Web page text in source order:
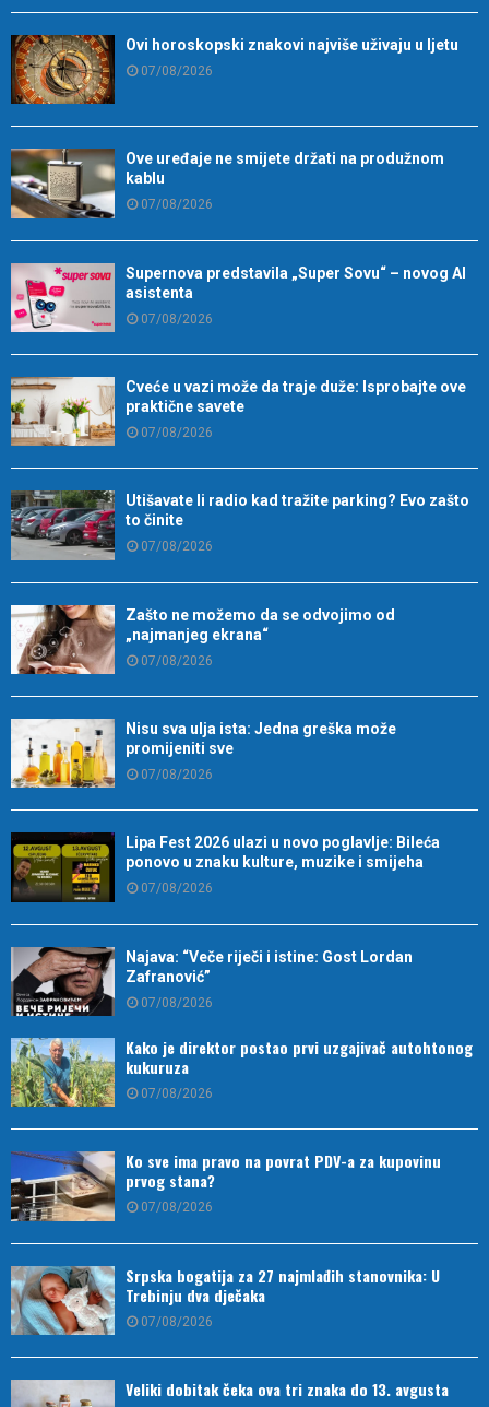
Ovi horoskopski znakovi najviše uživaju u ljetu
07/08/2026
Ove uređaje ne smijete držati na produžnom
kablu
07/08/2026
Supernova predstavila „Super Sovu“ – novog AI
asistenta
07/08/2026
Cveće u vazi može da traje duže: Isprobajte ove
praktične savete
07/08/2026
Utišavate li radio kad tražite parking? Evo zašto
to činite
07/08/2026
Zašto ne možemo da se odvojimo od
„najmanjeg ekrana“
07/08/2026
Nisu sva ulja ista: Jedna greška može
promijeniti sve
07/08/2026
Lipa Fest 2026 ulazi u novo poglavlje: Bileća
ponovo u znaku kulture, muzike i smijeha
07/08/2026
Najava: “Veče riječi i istine: Gost Lordan
Zafranović”
07/08/2026
Kako je direktor postao prvi uzgajivač autohtonog
kukuruza
07/08/2026
Ko sve ima pravo na povrat PDV-a za kupovinu
prvog stana?
07/08/2026
Srpska bogatija za 27 najmlađih stanovnika: U
Trebinju dva dječaka
07/08/2026
Veliki dobitak čeka ova tri znaka do 13. avgusta